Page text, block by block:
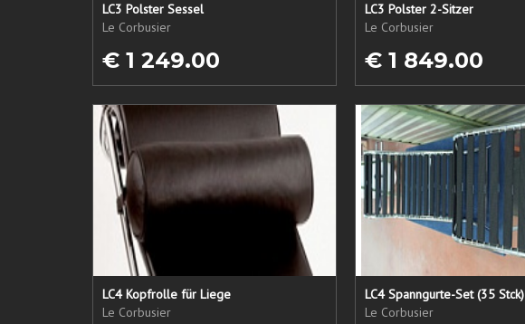
LC3 Polster Sessel
Le Corbusier
€ 1 249.00
LC3 Polster 2-Sitzer
Le Corbusier
€ 1 849.00
LC4 Kopfrolle für Liege
Le Corbusier
LC4 Spanngurte-Set (35 Stck)
Le Corbusier